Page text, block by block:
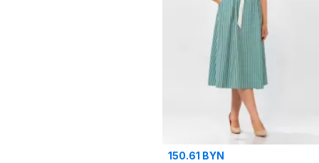
150.61 BYN